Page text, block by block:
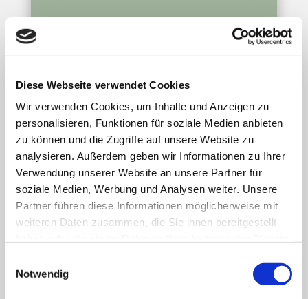
Diese Webseite verwendet Cookies
Wir verwenden Cookies, um Inhalte und Anzeigen zu
personalisieren, Funktionen für soziale Medien anbieten
zu können und die Zugriffe auf unsere Website zu
analysieren. Außerdem geben wir Informationen zu Ihrer
Verwendung unserer Website an unsere Partner für
soziale Medien, Werbung und Analysen weiter. Unsere
Partner führen diese Informationen möglicherweise mit
weiteren Daten zusammen, die Sie ihnen bereitgestellt
Notwendig
Vorname Nachname
E-Mail Adresse:*
Telefon Nummer:*
Dein Anliegen:*